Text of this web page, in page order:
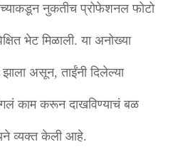
नुकतीच प्रोफेशनल फोटो
भेट मिळाली. या अनोख्या
असून, ताईंनी दिलेल्या
काम करून दाखविण्याचं बळ
व्यक्त केली आहे.